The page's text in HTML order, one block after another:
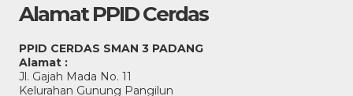
Alamat PPID Cerdas
PPID CERDAS SMAN 3 PADANG
Alamat :
Jl. Gajah Mada No. 11
Kelurahan Gunung Pangilun